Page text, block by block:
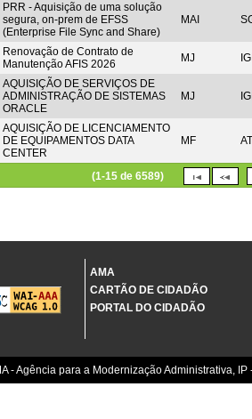
PRR - Aquisição de uma solução
segura, on-prem de EFSS
(Enterprise File Sync and Share)
MAI
Renovação de Contrato de
Manutenção AFIS 2026
MJ
AQUISIÇÃO DE SERVIÇOS DE
ADMINISTRAÇÃO DE SISTEMAS
ORACLE
MJ
AQUISIÇÃO DE LICENCIAMENTO
DE EQUIPAMENTOS DATA
CENTER
MF AT
(1-15 de 6589)
AMA
CARTÃO DE CIDADÃO
PORTAL DO CIDADÃO
- Agência para a Modernização Administrativa,